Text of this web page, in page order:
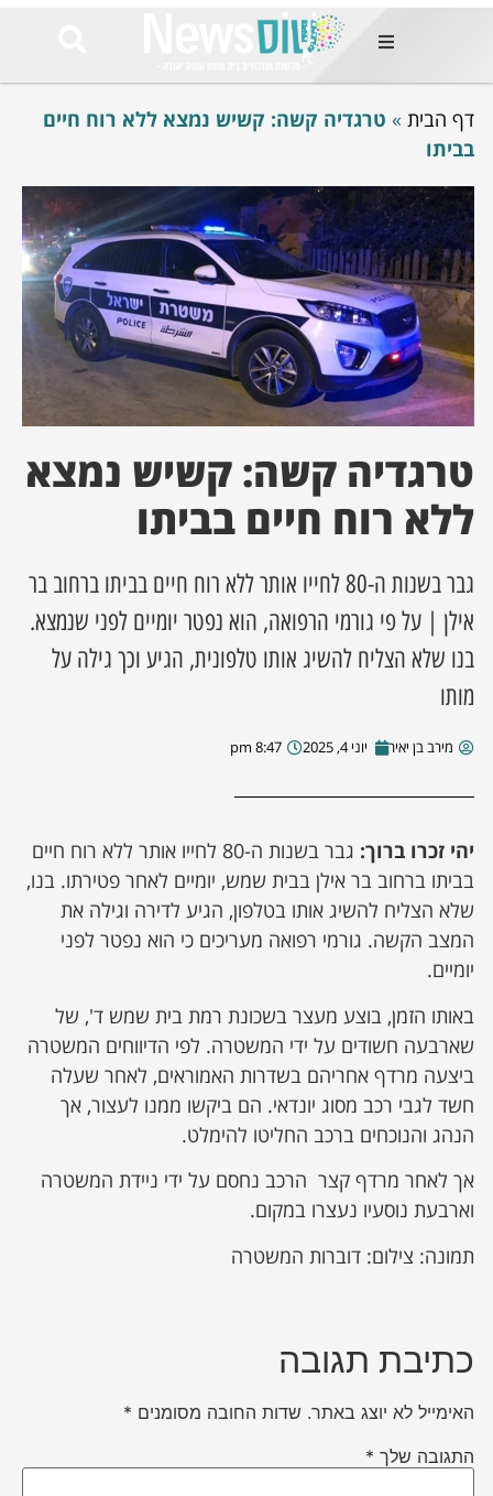
החמות
בימים
באזור
Et
odio
mauris, wisi
tortor
ultricies
Congue
luctus, quam
mi
מסע מלחמה
דף הבית » טרגדיה קשה: קשיש נמצא ללא רוח חיים
בביתו
טרגדיה קשה: קשיש נמצא
ללא רוח חיים בביתו
גבר בשנות ה-80 לחייו אותר ללא רוח חיים בביתו ברחוב בר
אילן | על פי גורמי הרפואה, הוא נפטר יומיים לפני שנמצא.
בנו שלא הצליח להשיג אותו טלפונית, הגיע וכך גילה על
מותו
מירב בן יאיר יוני 4, 2025 8:47 pm
יהי זכרו ברוך:
גבר בשנות ה-80 לחייו אותר ללא רוח חיים
בביתו ברחוב בר אילן בבית שמש, יומיים לאחר פטירתו. בנו,
שלא הצליח להשיג אותו בטלפון, הגיע לדירה וגילה את
המצב הקשה. גורמי רפואה מעריכים כי הוא נפטר לפני
יומיים.
באותו הזמן, בוצע מעצר בשכונת רמת בית שמש ד', של
שארבעה חשודים על ידי המשטרה. לפי הדיווחים המשטרה
ביצעה מרדף אחריהם בשדרות האמוראים, לאחר שעלה
חשד לגבי רכב מסוג יונדאי. הם ביקשו ממנו לעצור, אך
הנהג והנוכחים ברכב החליטו להימלט.
אך לאחר מרדף קצר הרכב נחסם על ידי ניידת המשטרה
וארבעת נוסעיו נעצרו במקום.
תמונה: צילום: דוברות המשטרה
כתיבת תגובה
האימייל לא יוצג באתר. שדות החובה מסומנים *
התגובה שלך *